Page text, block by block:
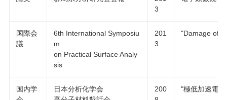
3
国際会
議
6th International Symposiu
m
on Practical Surface Analy
sis
201
3
"Damage of
国内学
日本分析化学会
200
"極低加速電